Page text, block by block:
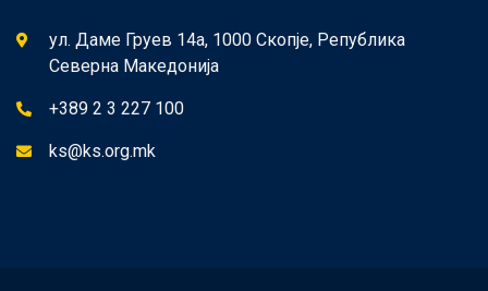
ул. Даме Груев 14а, 1000 Скопје, Република
Северна Македонија
+389 2 3 227 100
ks@ks.org.mk